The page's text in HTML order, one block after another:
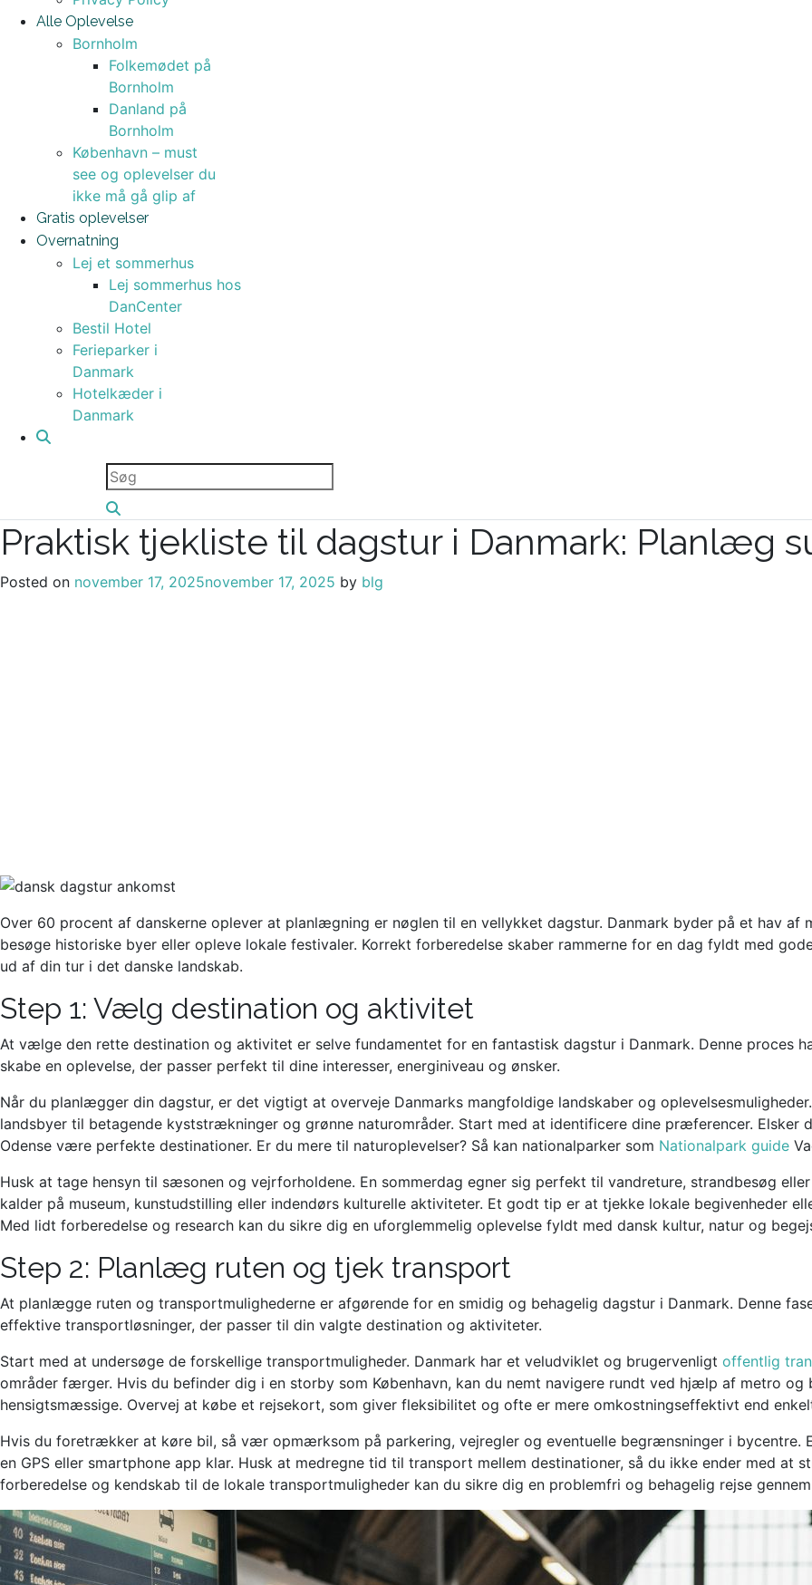
Alle Oplevelse
Bornholm
Folkemødet på
Bornholm
Danland på
Bornholm
København – must
see og oplevelser du
ikke må gå glip af
Gratis oplevelser
Overnatning
Lej et sommerhus
Lej sommerhus hos
DanCenter
Bestil Hotel
Ferieparker i
Danmark
Hotelkæder i
Danmark
Praktisk tjekliste til dagstur i Danmark: Planlæg
Posted on november 17, 2025november 17, 2025 by blg
Over 60 procent af danskerne oplever at planlægning er nøglen til en vellykket dagstur. Danmark byder på et hav af
besøge historiske byer eller opleve lokale festivaler. Korrekt forberedelse skaber rammerne for en dag fyldt med
ud af din tur i det danske landskab.
Step 1: Vælg destination og aktivitet
At vælge den rette destination og aktivitet er selve fundamentet for en fantastisk dagstur i Danmark. Denne
skabe en oplevelse, der passer perfekt til dine interesser, energiniveau og ønsker.
Når du planlægger din dagstur, er det vigtigt at overveje Danmarks mangfoldige landskaber og
landsbyer til betagende kyststrækninger og grønne naturområder. Start med at identificere dine præferencer. Elsker
Odense være perfekte destinationer. Er du mere til naturoplevelser? Så kan nationalparker som Nationalpark guide
Husk at tage hensyn til sæsonen og vejrforholdene. En sommerdag egner sig perfekt til vandreture, strandbesøg
kalder på museum, kunstudstilling eller indendørs kulturelle aktiviteter. Et godt tip er at tjekke lokale begivenheder
Med lidt forberedelse og research kan du sikre dig en uforglemmelig oplevelse fyldt med dansk kultur, natur og
Step 2: Planlæg ruten og tjek transport
At planlægge ruten og transportmulighederne er afgørende for en smidig og behagelig dagstur i Danmark. Denne
effektive transportløsninger, der passer til din valgte destination og aktiviteter.
Start med at undersøge de forskellige transportmuligheder. Danmark har et veludviklet og brugervenligt offentlig
områder færger. Hvis du befinder dig i en storby som København, kan du nemt navigere rundt ved hjælp af metro
hensigtsmæssige. Overvej at købe et rejsekort, som giver fleksibilitet og ofte er mere omkostningseffektivt end
Hvis du foretrækker at køre bil, så vær opmærksom på parkering, vejregler og eventuelle begrænsninger i bycentre.
en GPS eller smartphone app klar. Husk at medregne tid til transport mellem destinationer, så du ikke ender med at
forberedelse og kendskab til de lokale transportmuligheder kan du sikre dig en problemfri og behagelig rejse